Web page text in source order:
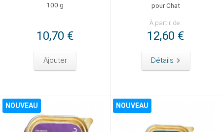
100 g
10,70 €
Ajouter
pour Chat
À partir de :
12,60 €
Détails
NOUVEAU NOUVEAU